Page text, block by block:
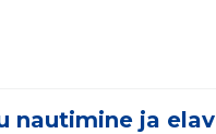
nautimine ja elav